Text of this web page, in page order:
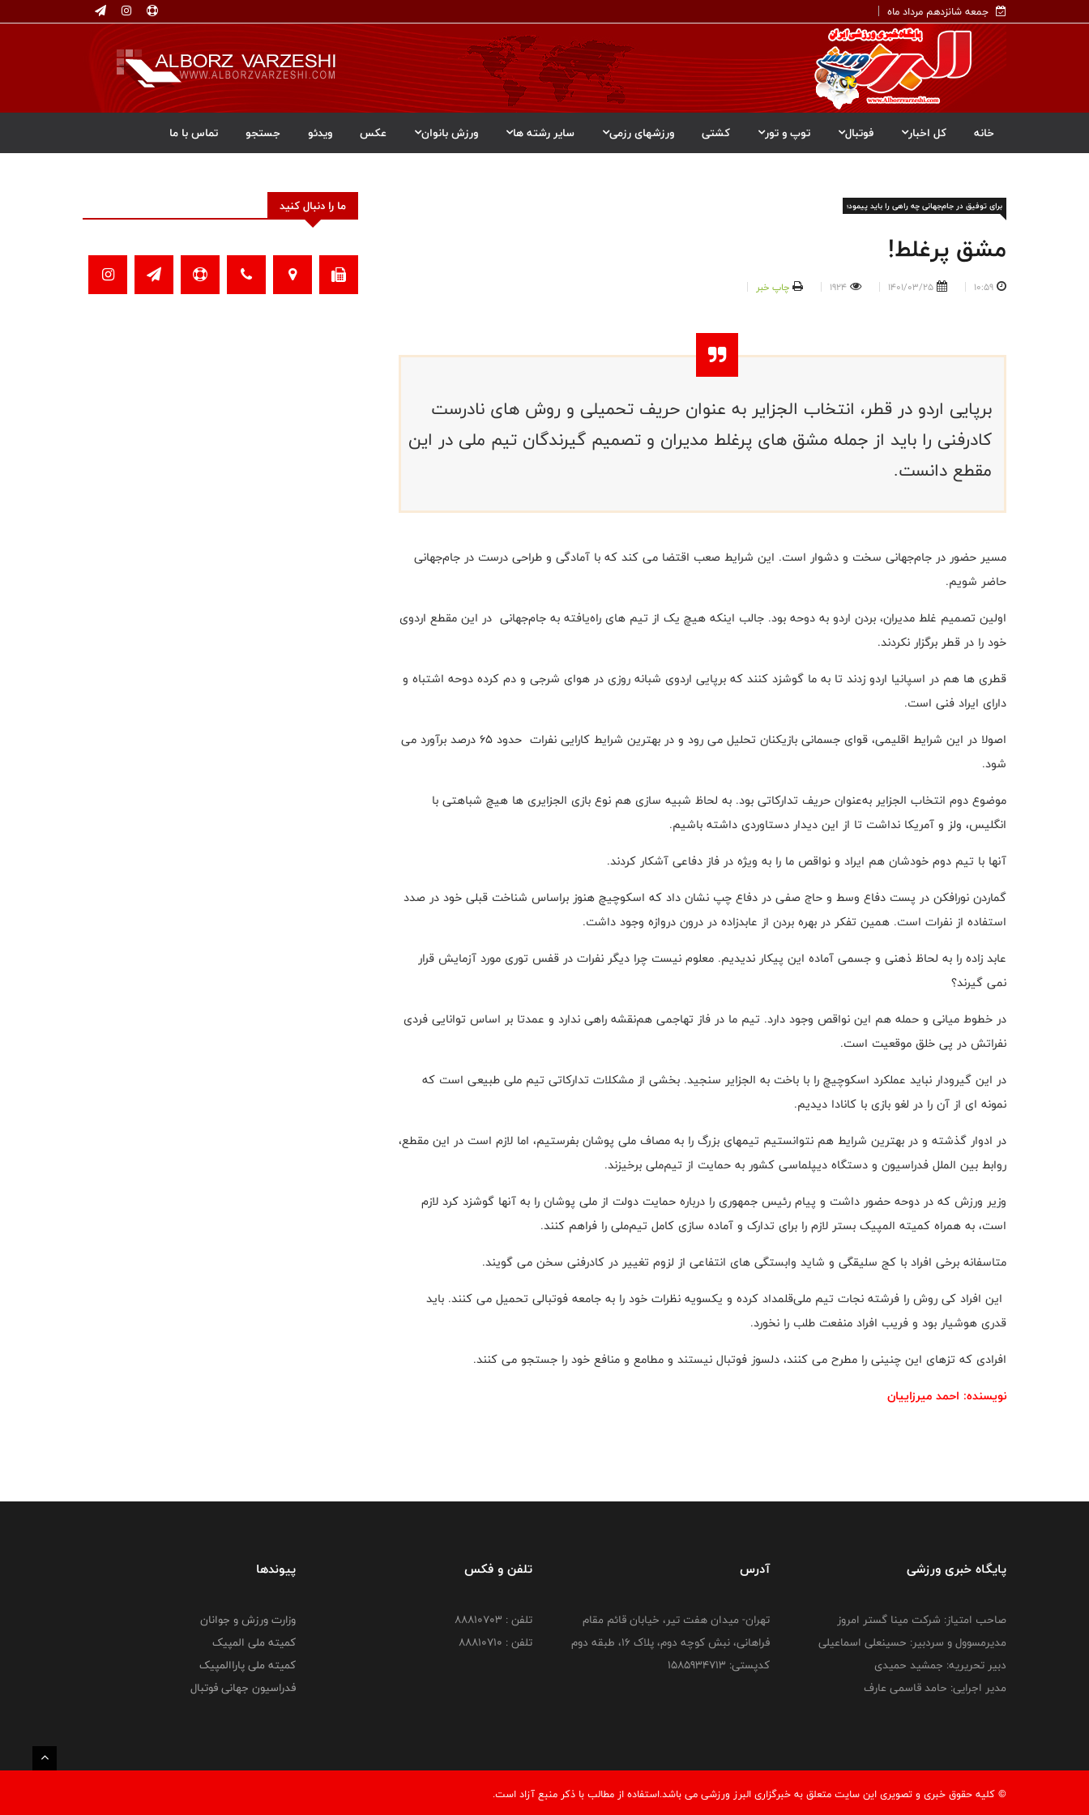
جمعه شانزدهم مرداد ماه
خانه کل اخبار فوتبال توپ و تور کشتی ورزشهای رزمی سایر رشته ها ورزش بانوان عکس ویدئو جستجو تماس با ما
برای توفیق در جام‌جهانی چه راهی را باید پیمود؛
مشق پرغلط!
10:59
1401/03/25
1924 چاپ خبر
برپایی اردو در قطر، انتخاب الجزایر به عنوان حریف تحمیلی و روش های نادرست
کادرفنی را باید از جمله مشق های پرغلط مدیران و تصمیم گیرندگان تیم ملی در این‌
مقطع دانست.
مسیر حضور در جام‌جهانی سخت و دشوار است. این‌ شرایط صعب اقتضا می کند که با آمادگی و طراحی درست در جام‌جهانی
حاضر شویم.
اولین تصمیم غلط مدیران، بردن اردو به‌ دوحه بود. جالب اینکه ‌هیچ یک از تیم های راه‌یافته به جام‌جهانی در این مقطع اردوی
خود را در قطر برگزار نکردند.
قطری ها هم در اسپانیا‌ اردو زدند تا به ما گوشزد کنند که برپایی اردوی شبانه روزی در هوای شرجی و دم کرده دوحه اشتباه و
دارای ایراد فنی است.
اصولا در این شرایط اقلیمی، قوای جسمانی بازیکنان تحلیل می رود و در بهترین ‌شرایط کارایی نفرات حدود ۶۵ درصد برآورد می
شود.
موضوع دوم انتخاب الجزایر به‌عنوان حریف تدارکاتی بود. به لحاظ شبیه سازی هم نوع بازی الجزایری ها هیچ شباهتی با
انگلیس، ولز و آمریکا نداشت تا از این دیدار دستاوردی داشته باشیم.
آنها با تیم دوم خودشان هم ایراد و نواقص ما را به ویژه در فاز دفاعی آشکار کردند.
گماردن نورافکن در پست دفاع وسط و حاج صفی در دفاع‌ چپ‌ نشان داد که اسکوچیچ هنوز براساس شناخت قبلی خود در صدد
استفاده از نفرات است. همین ‌تفکر در بهره بردن از عابدزاده در درون دروازه وجود داشت.
عابد زاده را به لحاظ ذهنی و جسمی آماده این ‌پیکار ندیدیم. معلوم‌ نیست چرا دیگر نفرات در قفس توری مورد آزمایش قرار
نمی گیرند؟
در خطوط میانی و حمله هم این نواقص وجود دارد. تیم‌ ما در فاز تهاجمی هم‌نقشه راهی ندارد و عمدتا بر اساس توانایی فردی
نفراتش در پی خلق موقعیت‌ است.
در این گیرودار نباید عملکرد اسکوچیچ را با باخت به الجزایر سنجید. بخشی از مشکلات تدارکاتی تیم ملی طبیعی است که
نمونه ای از آن را در لغو بازی با کانادا دیدیم.
در ادوار گذشته و در بهترین شرایط هم ‌نتوانستیم تیمهای بزرگ را به مصاف ملی پوشان بفرستیم، اما لازم است در این مقطع،
روابط بین الملل فدراسیون و دستگاه دیپلماسی کشور به حمایت از تیم‌ملی برخیزند.
وزیر ورزش که در دوحه حضور داشت و پیام رئیس جمهوری را درباره حمایت دولت از ملی پوشان را به آنها‌ گوشزد کرد لازم
است، به همراه کمیته المپیک بستر لازم را برای تدارک و آماده سازی کامل تیم‌ملی را فراهم کنند.
متاسفانه برخی افراد با کج سلیقگی و شاید وابستگی های انتفاعی از لزوم تغییر در کادر‌فنی سخن‌ می گویند.
این افراد کی روش را فرشته نجات تیم ملی‌قلمداد کرده و یکسویه نظرات خود را به جامعه فوتبالی تحمیل می کنند. باید
قدری هوشیار بود و فریب افراد منفعت طلب را نخورد.
افرادی که تزهای این چنینی را مطرح می کنند، دلسوز فوتبال نیستند و مطامع و منافع خود را جستجو می کنند.
نویسنده: احمد میرزاییان
ما را دنبال کنید
پایگاه خبری ورزشی
صاحب امتیاز: شرکت مینا گستر امروز
مدیرمسوول و سردبیر: حسینعلی اسماعیلی
دبیر تحریریه: جمشید حمیدی
مدیر اجرایی: حامد قاسمی عارف
آدرس
تهران- میدان هفت تیر، خیابان قائم مقام
فراهانی، نبش کوچه دوم، پلاک 16، طبقه دوم
کدپستی: 1585934713
تلفن و فکس
تلفن : 88810703
تلفن : 88810710
پیوندها
وزارت ورزش و جوانان
کمیته ملی المپیک
کمیته ملی پاراالمپیک
فدراسیون جهانی فوتبال
© کليه حقوق خبری و تصويری اين سايت متعلق به خبرگزاری البرز ورزشی می باشد.استفاده از مطالب با ذكر منبع آزاد است.